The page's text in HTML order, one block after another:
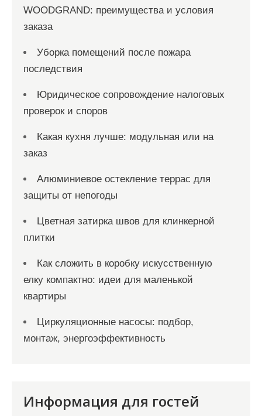
WOODGRAND: преимущества и условия
заказа
Уборка помещений после пожара
последствия
Юридическое сопровождение налоговых
проверок и споров
Какая кухня лучше: модульная или на
заказ
Алюминиевое остекление террас для
защиты от непогоды
Цветная затирка швов для клинкерной
плитки
Как сложить в коробку искусственную
елку компактно: идеи для маленькой
квартиры
Циркуляционные насосы: подбор,
монтаж, энергоэффективность
Информация для гостей